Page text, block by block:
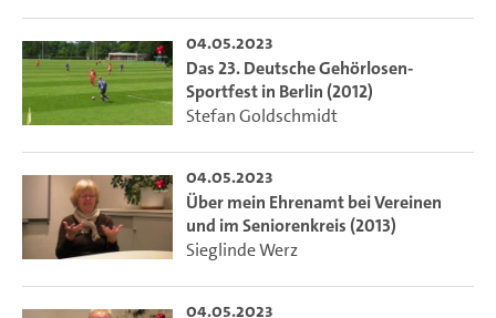
04.05.2023
Das 23. Deutsche Gehörlosen-
Sportfest in Berlin (2012)
Stefan Goldschmidt
04.05.2023
Über mein Ehrenamt bei Vereinen
und im Seniorenkreis (2013)
Sieglinde Werz
04.05.2023